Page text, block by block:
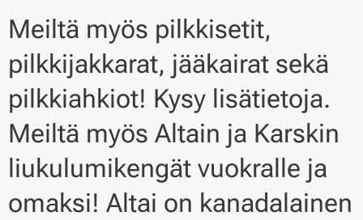
Meiltä myös pilkkisetit,
pilkkijakkarat, jääkairat sekä
pilkkiahkiot! Kysy lisätietoja.
Meiltä myös Altain ja Karskin
liukulumikengät vuokralle ja
omaksi! Altai on kanadalainen